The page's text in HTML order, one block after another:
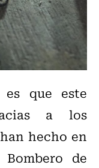
que este
a los
hecho en
de